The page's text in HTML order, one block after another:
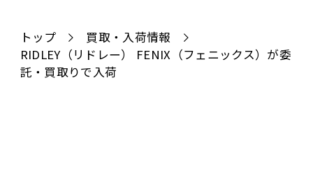
トップ
買取・入荷情報
RIDLEY（リドレー） FENIX（フェニックス）が委
託・買取りで入荷